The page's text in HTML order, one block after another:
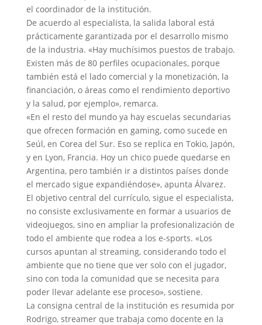
el coordinador de la institución.
De acuerdo al especialista, la salida laboral está
prácticamente garantizada por el desarrollo mismo
de la industria. «Hay muchísimos puestos de trabajo.
Existen más de 80 perfiles ocupacionales, porque
también está el lado comercial y la monetización, la
financiación, o áreas como el rendimiento deportivo
y la salud, por ejemplo», remarca.
«En el resto del mundo ya hay escuelas secundarias
que ofrecen formación en gaming, como sucede en
Seúl, en Corea del Sur. Eso se replica en Tokio, Japón,
y en Lyon, Francia. Hoy un chico puede quedarse en
Argentina, pero también ir a distintos países donde
el mercado sigue expandiéndose», apunta Álvarez.
El objetivo central del currículo, sigue el especialista,
no consiste exclusivamente en formar a usuarios de
videojuegos, sino en ampliar la profesionalización de
todo el ambiente que rodea a los e-sports. «Los
cursos apuntan al streaming, considerando todo el
ambiente que no tiene que ver solo con el jugador,
sino con toda la comunidad que se necesita para
poder llevar adelante ese proceso», sostiene.
La consigna central de la institución es resumida por
Rodrigo, streamer que trabaja como docente en la